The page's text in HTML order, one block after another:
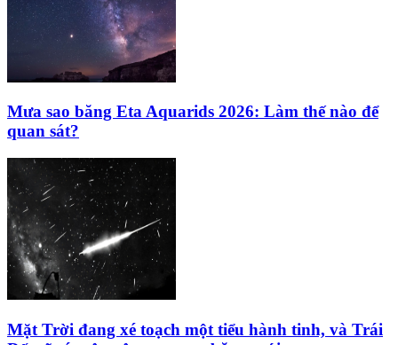
Mưa sao băng Eta Aquarids 2026: Làm thế nào để
quan sát?
Mặt Trời đang xé toạch một tiểu hành tinh, và Trái